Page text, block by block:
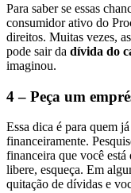
Para saber se essas
consumidor ativo do
direitos. Muitas vezes,
pode sair da dívida do
imaginou.
4 – Peça um
Essa dica é para quem
financeiramente.
financeira que você está
libere, esqueça. Em
quitação de dívidas e